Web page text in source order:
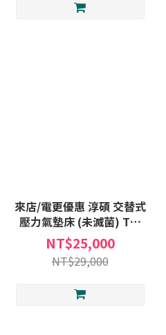
來店/電更優惠 淳碩 交替式
壓力氣墊床 (未滅菌) TS-
606 6吋三管 氣墊床B款補
助 氣墊床 贈:床包X1+中單
X1 TS606
NT$25,000
NT$29,000